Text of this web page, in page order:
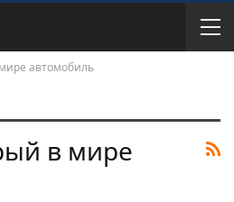
автомобиль
в мире